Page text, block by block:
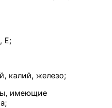
Е;
калий, железо;
имеющие